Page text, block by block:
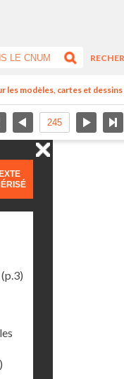
les modèles, cartes et
(p.3)